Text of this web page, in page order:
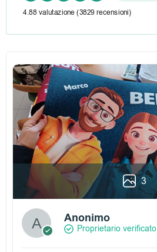
4.88 valutazione (3829 recensioni)
3
Anonimo
Proprietario verificato